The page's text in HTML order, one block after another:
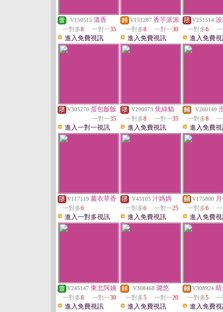
V150515 溫香
一對多8 一對一35
進入免費視訊
V151287 香芋派派
一對多8 一對一30
進入免費視訊
V251514
一對多6
進入免費
V305270 蛋包飯飯
一對一35
進入一對一視訊
V290073 焦綠貓
一對多8 一對一35
進入免費視訊
V260149
一對多8
進入免費
V117119 薰衣草香
一對多6
進入一對多視訊
V43103 汁媽媽
一對多6 一對一25
進入免費視訊
V175800
一對多6
進入免費
V245147 東北阿姨
一對多8 一對一30
進入免費視訊
V308468 璐悠
一對多5 一對一20
進入免費視訊
V308924
一對多5
進入免費